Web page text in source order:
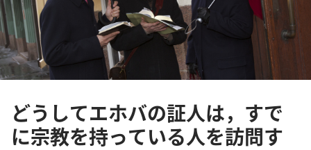
どうしてエホバの証人は，すで
に宗教を持っている人を訪問す